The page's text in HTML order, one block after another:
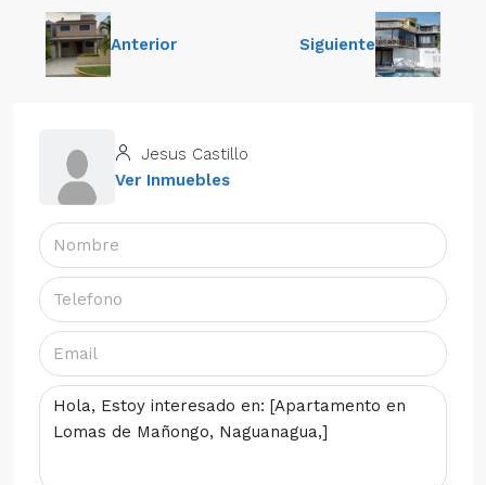
Anterior Siguiente
Jesus Castillo
Ver Inmuebles